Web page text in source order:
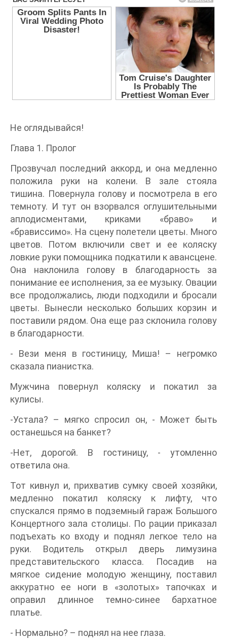
Не оглядывайся!
Глава 1. Пролог
Прозвучал последний аккорд, и она медленно
положила руки на колени. В зале стояла
тишина. Повернула голову и посмотрела в его
темноту. И тут он взорвался оглушительными
аплодисментами, криками «браво» и
«брависсимо». На сцену полетели цветы. Много
цветов. Потом включили свет и ее коляску
ловкие руки помощника подкатили к авансцене.
Она наклонила голову в благодарность за
понимание ее исполнения, за ее музыку. Овации
все продолжались, люди подходили и бросали
цветы. Вынесли несколько больших корзин и
поставили рядом. Она еще раз склонила голову
в благодарности.
- Вези меня в гостиницу, Миша! – негромко
сказала пианистка.
Мужчина повернул коляску и покатил за
кулисы.
-Устала? – мягко спросил он, - Может быть
останешься на банкет?
-Нет, дорогой. В гостиницу, - утомленно
ответила она.
Тот кивнул и, прихватив сумку своей хозяйки,
медленно покатил коляску к лифту, что
спускался прямо в подземный гараж Большого
Концертного зала столицы. По рации приказал
подъехать ко входу и поднял легкое тело на
руки. Водитель открыл дверь лимузина
представительского класса. Посадив на
мягкое сидение молодую женщину, поставил
аккуратно ее ноги в «золотых» тапочках и
оправил длинное темно-синее бархатное
платье.
- Нормально? – поднял на нее глаза.